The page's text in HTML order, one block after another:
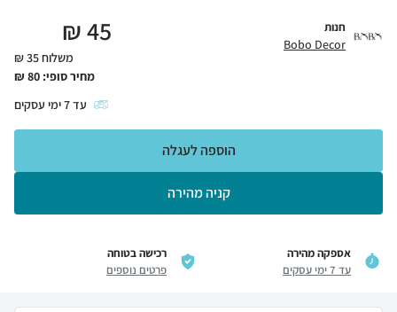
חנות
Bobo Decor
45
₪
משלוח 35 ₪
מחיר סופי: 80
₪
עד7ימי עסקים
קניה מהירה
הוספה לעגלה
אספקה מהירה
עד 7 ימי עסקים
רכישה בטוחה
פרטים נוספים